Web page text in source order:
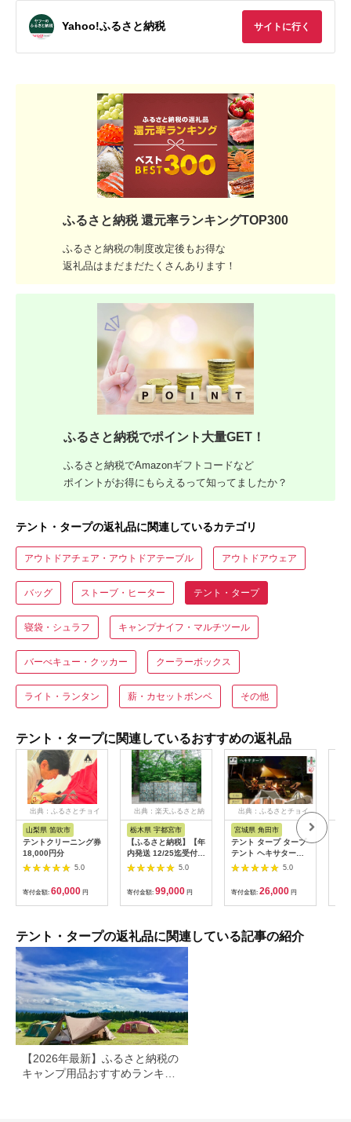
Yahoo!ふるさと納税 サイトに行く
ふるさと納税 還元率ランキングTOP300
ふるさと納税の制度改定後もお得な
返礼品はまだまだたくさんあります！
ふるさと納税でポイント大量GET！
ふるさと納税でAmazonギフトコードなど
ポイントがお得にもらえるって知ってましたか？
テント・タープの返礼品に関連しているカテゴリ
アウトドアチェア・アウトドアテーブル アウトドアウェア
バッグ ストーブ・ヒーター テント・タープ
寝袋・シュラフ キャンプナイフ・マルチツール
バーべキュー・クッカー クーラーボックス
ライト・ランタン 薪・カセットボンベ その他
テント・タープに関連しているおすすめの返礼品
出典：ふるさとチョイ
ス
山梨県 笛吹市
テントクリーニング券
18,000円分
5.0
寄付金額: 60,000 円
出典：楽天ふるさと納
税
栃木県 宇都宮市
【ふるさと納税】【年
内発送 12/25迄受付】
陣幕ミニコットン 源
流カモ | tent-Mark
DESIGNS テンマクデ
ザイン WILD-1 ワイル
ドワン キャンプ アウ
ーベキュー BBQ ソロ
キャンプ グランピン
5.0
寄付金額: 99,000 円
出典：ふるさとチョイ
宮城県 角田市
テント タープ タープ
テント ヘキサタープ
カーキ キャンプ アウ
トドア バーベキュー
おしゃれ レジャー タ
ープ 簡易テント 日よ
け UVカット 紫外線
コンパクト 収納 アイ
リスオーヤマ HT-440
5.0
寄付金額: 26,000 円
テント・タープの返礼品に関連している記事の紹介
【2026年最新】ふるさと納税の
キャンプ用品おすすめランキン